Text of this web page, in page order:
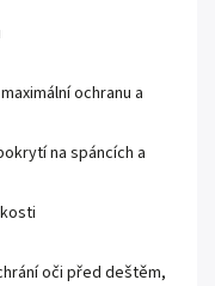
ochranu a
na spáncích a
oči před deštěm,